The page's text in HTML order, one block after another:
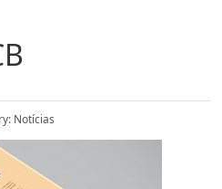
Notícias